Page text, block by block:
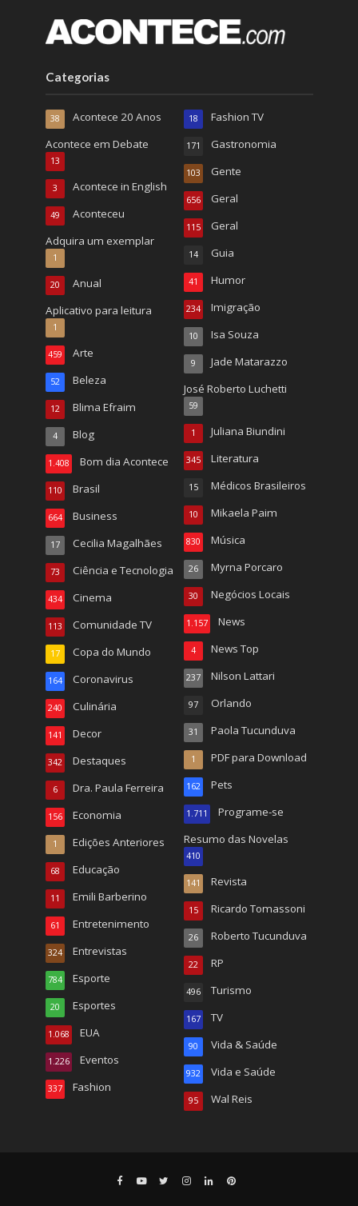
Categorias
Acontece 20 Anos
38
Acontece em Debate
13
Acontece in English
3
Aconteceu
49
Adquira um exemplar
1
Anual
20
Aplicativo para leitura
1
Arte
459
Beleza
52
Blima Efraim
12
Blog
4
Bom dia Acontece
1.408
Brasil
110
Business
664
Cecilia Magalhães
17
Ciência e Tecnologia
73
Cinema
434
Comunidade TV
113
Copa do Mundo
17
Coronavirus
164
Culinária
240
Decor
141
Destaques
342
Dra. Paula Ferreira
6
Economia
156
Edições Anteriores
1
Educação
68
Emili Barberino
11
Entretenimento
61
Entrevistas
324
Esporte
784
Esportes
20
EUA
1.068
Eventos
1.226
Fashion
337
Fashion TV
18
Gastronomia
171
Gente
103
Geral
656
Geral
115
Guia
14
Humor
41
Imigração
234
Isa Souza
10
Jade Matarazzo
9
José Roberto Luchetti
59
Juliana Biundini
1
Literatura
345
Médicos Brasileiros
15
Mikaela Paim
10
Música
830
Myrna Porcaro
26
Negócios Locais
30
News
1.157
News Top
4
Nilson Lattari
237
Orlando
97
Paola Tucunduva
31
PDF para Download
1
Pets
162
Programe-se
1.711
Resumo das Novelas
410
Revista
141
Ricardo Tomassoni
15
Roberto Tucunduva
26
RP
22
Turismo
496
TV
167
Vida & Saúde
90
Vida e Saúde
932
Wal Reis
95